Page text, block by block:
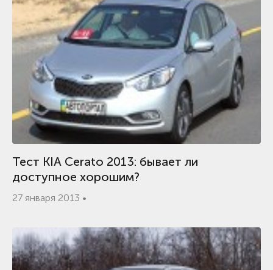
Тест KIA Cerato 2013: бывает ли
доступное хорошим?
27 января 2013 •